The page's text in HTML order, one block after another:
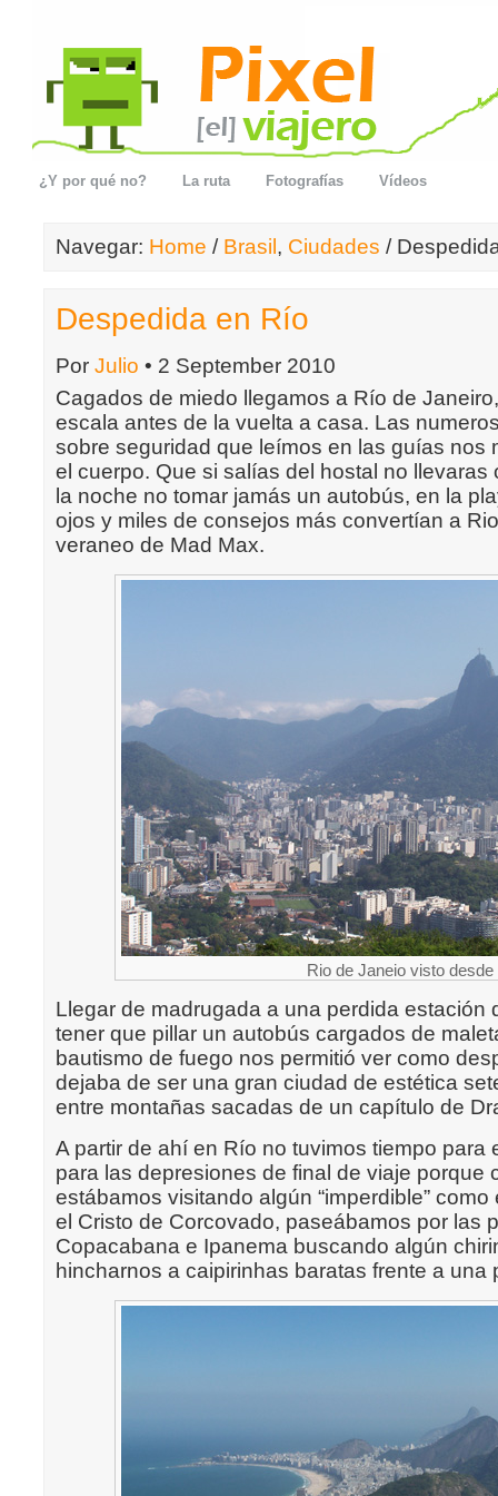
¿Y por qué no? La ruta Fotografías Vídeos
Navegar: Home / Brasil , Ciudades /
Despedida en Río
Por Julio • 2 September 2010
Cagados de miedo llegamos a Río de
escala antes de la vuelta a casa. Las
sobre seguridad que leímos en las guías nos
el cuerpo. Que si salías del hostal no llevaras
la noche no tomar jamás un autobús, en la
ojos y miles de consejos más convertían a
veraneo de Mad Max.
Rio de Janeio visto
Llegar de madrugada a una perdida estación
tener que pillar un autobús cargados de
bautismo de fuego nos permitió ver como
dejaba de ser una gran ciudad de estética
entre montañas sacadas de un capítulo de
A partir de ahí en Río no tuvimos tiempo para
para las depresiones de final de viaje porque
estábamos visitando algún “imperdible”
el Cristo de Corcovado, paseábamos por las
Copacabana e Ipanema buscando algún
hincharnos a caipirinhas baratas frente a una